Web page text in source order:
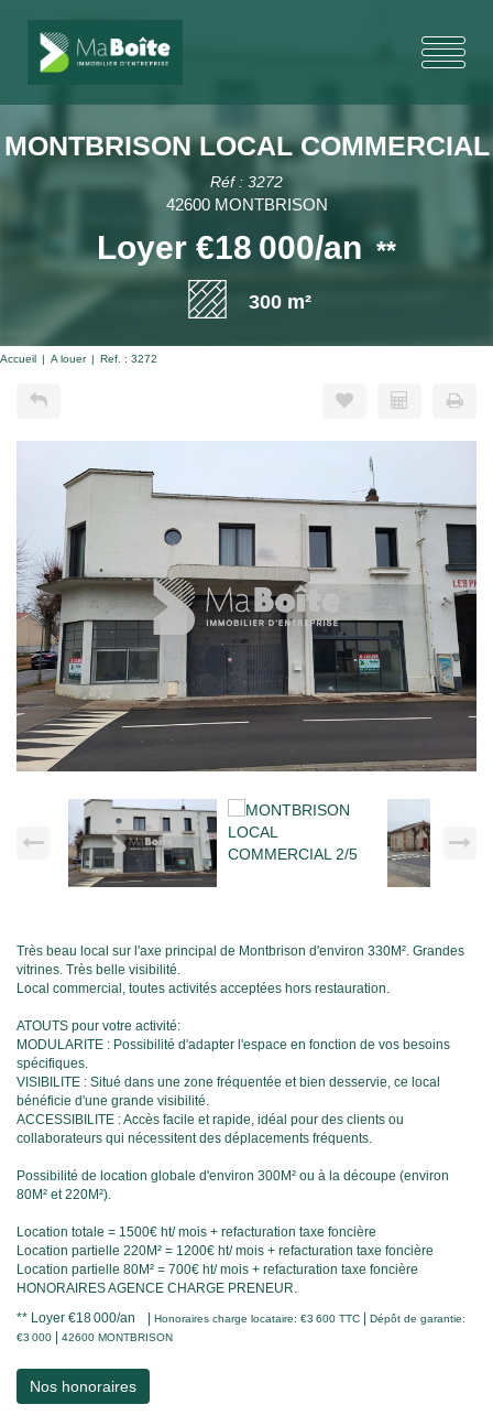
MONTBRISON LOCAL COMMERCIAL
Réf : 3272
42600 MONTBRISON
Loyer €18 000/an **
300 m²
Accueil A louer Ref. : 3272
Très beau local sur l'axe principal de Montbrison d'environ 330M². Grandes
vitrines. Très belle visibilité.
Local commercial, toutes activités acceptées hors restauration.
ATOUTS pour votre activité:
MODULARITE : Possibilité d'adapter l'espace en fonction de vos besoins
spécifiques.
VISIBILITE : Situé dans une zone fréquentée et bien desservie, ce local
bénéficie d'une grande visibilité.
ACCESSIBILITE : Accès facile et rapide, idéal pour des clients ou
collaborateurs qui nécessitent des déplacements fréquents.
Possibilité de location globale d'environ 300M² ou à la découpe (environ
80M² et 220M²).
Location totale = 1500€ ht/ mois + refacturation taxe foncière
Location partielle 220M² = 1200€ ht/ mois + refacturation taxe foncière
Location partielle 80M² = 700€ ht/ mois + refacturation taxe foncière
HONORAIRES AGENCE CHARGE PRENEUR.
** Loyer €18 000/an Honoraires charge locataire: €3 600 TTC
Dépôt de garantie:
€3 000
42600 MONTBRISON
Nos honoraires